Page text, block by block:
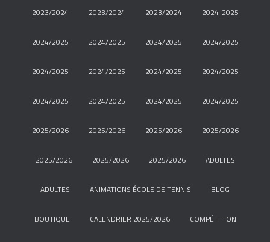
2023/2024 2023/2024 2023/2024 2024-2025
2024/2025 2024/2025 2024/2025 2024/2025
2024/2025 2024/2025 2024/2025 2024/2025
2024/2025 2024/2025 2024/2025 2024/2025
2025/2026 2025/2026 2025/2026 2025/2026
2025/2026 2025/2026 2025/2026 ADULTES
ADULTES ANIMATIONS ÉCOLE DE TENNIS BLOG
BOUTIQUE CALENDRIER 2025/2026 COMPÉTITION